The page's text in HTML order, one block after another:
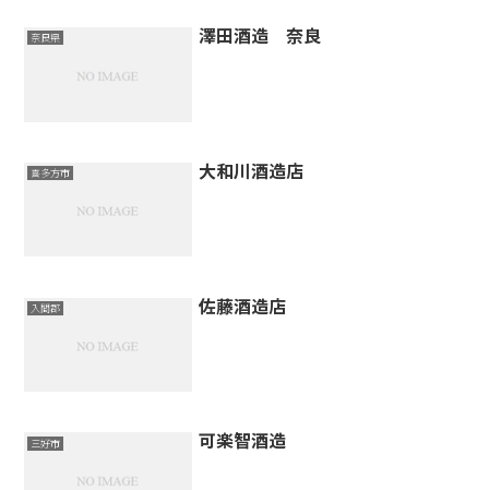
奈良県 澤田酒造 奈良
喜多方市 大和川酒造店
入間郡 佐藤酒造店
三好市 可楽智酒造